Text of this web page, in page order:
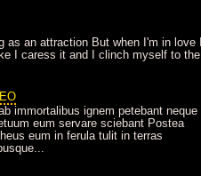
as an attraction But when I'm in love I
I caress it and I clinch myself to the
immortalibus ignem petebant neque
eum servare sciebant Postea
eum in ferula tulit in terras